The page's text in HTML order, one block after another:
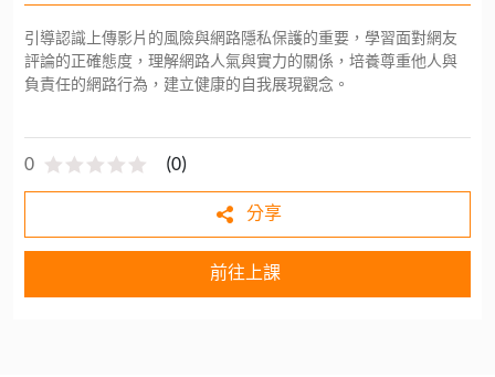
引導認識上傳影片的風險與網路隱私保護的重要，學習面對網友
評論的正確態度，理解網路人氣與實力的關係，培養尊重他人與
負責任的網路行為，建立健康的自我展現觀念。
0 (0)
分享
前往上課